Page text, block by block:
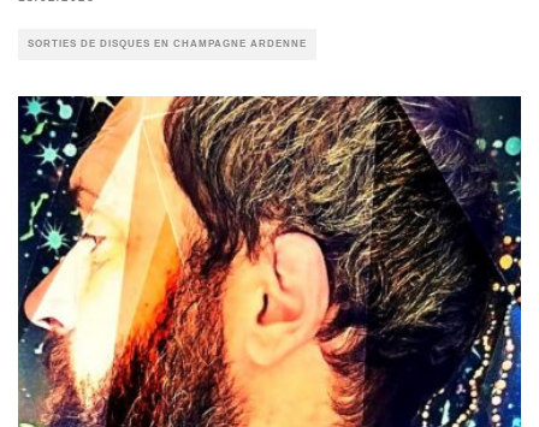
SORTIES DE DISQUES EN CHAMPAGNE ARDENNE